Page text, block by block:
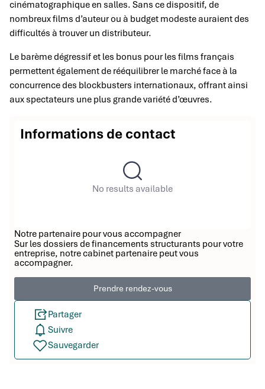
cinématographique en salles. Sans ce dispositif, de
nombreux films d’auteur ou à budget modeste auraient des
difficultés à trouver un distributeur.
Le barème dégressif et les bonus pour les films français
permettent également de rééquilibrer le marché face à la
concurrence des blockbusters internationaux, offrant ainsi
aux spectateurs une plus grande variété d’œuvres.
Informations de contact
No results available
Notre partenaire pour vous accompagner
Sur les dossiers de financements structurants pour votre
entreprise, notre cabinet partenaire peut vous
accompagner.
Prendre rendez-vous
Partager
Suivre
Sauvegarder